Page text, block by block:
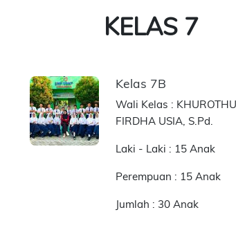
KELAS 7
Kelas 7B
Wali Kelas :
FIRDHA USIA, S.Pd.
Laki - Laki : 15 Anak
Perempuan : 15 Anak
Jumlah : 30 Anak